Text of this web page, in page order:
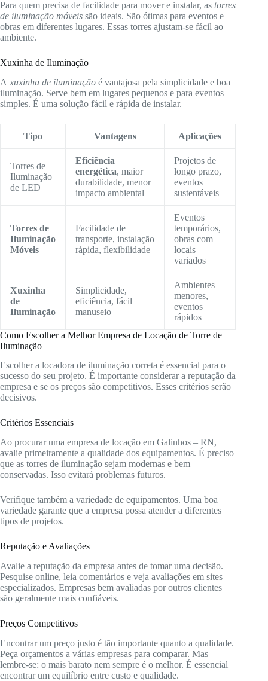
Para quem precisa de facilidade para mover e instalar, as torres
de iluminação móveis são ideais. São ótimas para eventos e
obras em diferentes lugares. Essas torres ajustam-se fácil ao
ambiente.
Xuxinha de Iluminação
A xuxinha de iluminação é vantajosa pela simplicidade e boa
iluminação. Serve bem em lugares pequenos e para eventos
simples. É uma solução fácil e rápida de instalar.
Tipo Vantagens Aplicações
Torres de
Iluminação
de LED
Eficiência
energética, maior
durabilidade, menor
impacto ambiental
Projetos de
longo prazo,
eventos
sustentáveis
Torres de
Iluminação
Móveis
Facilidade de
transporte, instalação
rápida, flexibilidade
Eventos
temporários,
obras com
locais
variados
Xuxinha
de
Iluminação
Simplicidade,
eficiência, fácil
manuseio
Ambientes
menores,
eventos
rápidos
Como Escolher a Melhor Empresa de Locação de Torre de
Iluminação
Escolher a locadora de iluminação correta é essencial para o
sucesso do seu projeto. É importante considerar a reputação da
empresa e se os preços são competitivos. Esses critérios serão
decisivos.
Critérios Essenciais
Ao procurar uma empresa de locação em Galinhos – RN,
avalie primeiramente a qualidade dos equipamentos. É preciso
que as torres de iluminação sejam modernas e bem
conservadas. Isso evitará problemas futuros.
Verifique também a variedade de equipamentos. Uma boa
variedade garante que a empresa possa atender a diferentes
tipos de projetos.
Reputação e Avaliações
Avalie a reputação da empresa antes de tomar uma decisão.
Pesquise online, leia comentários e veja avaliações em sites
especializados. Empresas bem avaliadas por outros clientes
são geralmente mais confiáveis.
Preços Competitivos
Encontrar um preço justo é tão importante quanto a qualidade.
Peça orçamentos a várias empresas para comparar. Mas
lembre-se: o mais barato nem sempre é o melhor. É essencial
encontrar um equilíbrio entre custo e qualidade.